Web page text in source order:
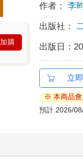
加購
作者： 李
出版社：
出版日：
立
※ 本商品會
預計 2026/